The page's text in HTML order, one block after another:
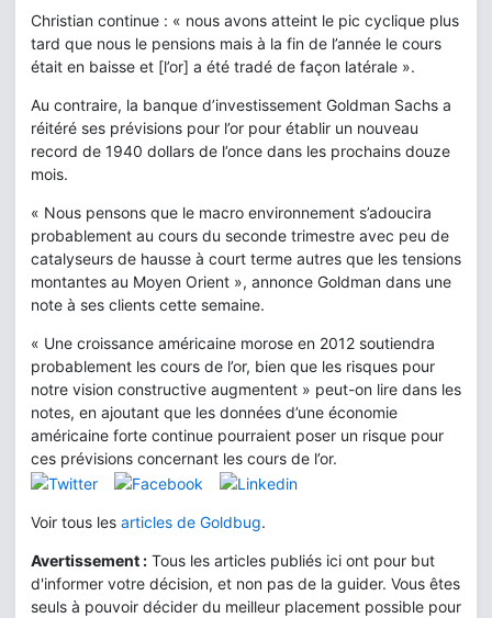
Christian continue : « nous avons atteint le pic cyclique plus
tard que nous le pensions mais à la fin de l’année le cours
était en baisse et [l’or] a été tradé de façon latérale ».
Au contraire, la banque d’investissement Goldman Sachs a
réitéré ses prévisions pour l’or pour établir un nouveau
record de 1940 dollars de l’once dans les prochains douze
mois.
« Nous pensons que le macro environnement s’adoucira
probablement au cours du seconde trimestre avec peu de
catalyseurs de hausse à court terme autres que les tensions
montantes au Moyen Orient », annonce Goldman dans une
note à ses clients cette semaine.
« Une croissance américaine morose en 2012 soutiendra
probablement les cours de l’or, bien que les risques pour
notre vision constructive augmentent » peut-on lire dans les
notes, en ajoutant que les données d’une économie
américaine forte continue pourraient poser un risque pour
ces prévisions concernant les cours de l’or.
Voir tous les articles de Goldbug.
Avertissement : Tous les articles publiés ici ont pour but
d'informer votre décision, et non pas de la guider. Vous êtes
seuls à pouvoir décider du meilleur placement possible pour